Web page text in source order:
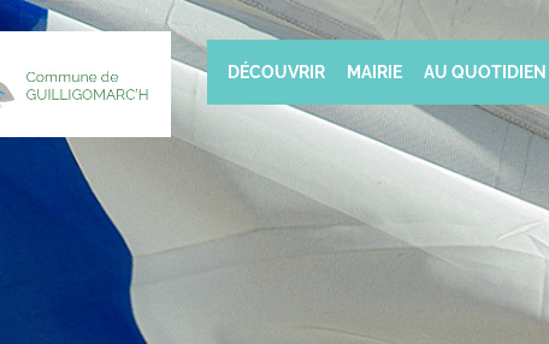
DÉCOUVRIR MAIRIE AU QUOTIDIEN